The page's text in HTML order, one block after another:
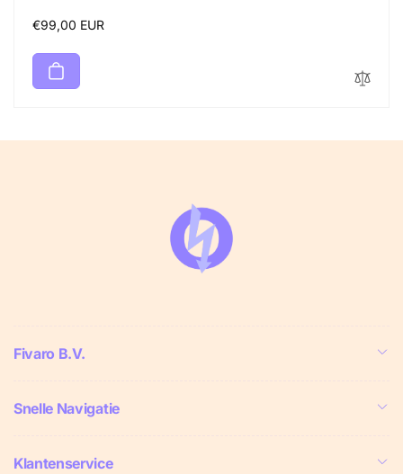
recensies
Normale
€99,00 EUR
Fivaro B.V.
Snelle Navigatie
Klantenservice